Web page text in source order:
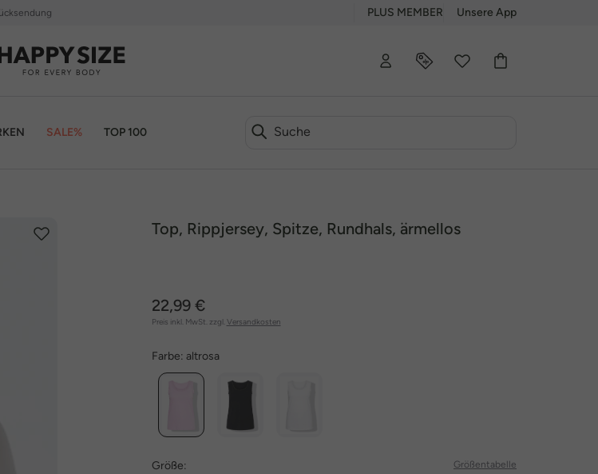
PLUS MEMBER Unsere App
SALE% TOP 100
Top, Rippjersey, Spitze, Rundhals, ärmellos
22,99 €
Preis inkl. MwSt. zzgl. Versandkosten
Farbe: altrosa
Größe: Größentabelle